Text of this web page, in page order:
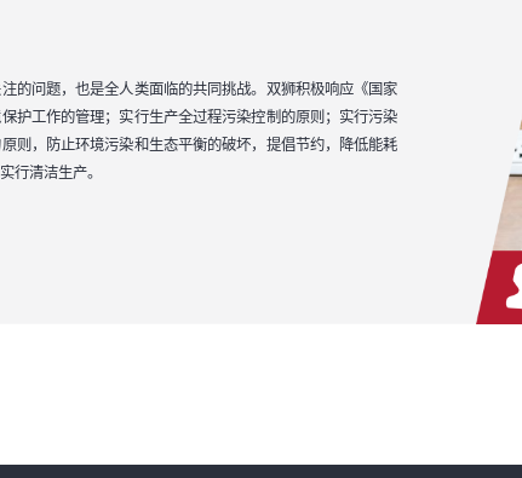
的问题，也是全人类面临的共同挑战。双狮积极响应《国家
护工作的管理；实行生产全过程污染控制的原则；实行污染
则，防止环境污染和生态平衡的破坏，提倡节约，降低能耗
行清洁生产。